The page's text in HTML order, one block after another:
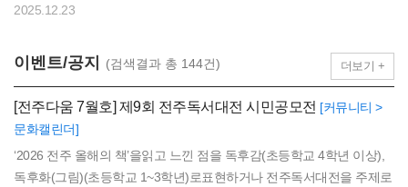
2025.12.23
이벤트/공지 (검색결과 총 144건) 더보기 +
[전주다움 7월호] 제9회 전주독서대전 시민공모전 [커뮤니티 >
문화캘린더]
‘2026 전주 올해의 책’을읽고 느낀 점을 독후감(초등학교 4학년 이상),
독후화(그림)(초등학교 1~3학년)로표현하거나 전주독서대전을 주제로